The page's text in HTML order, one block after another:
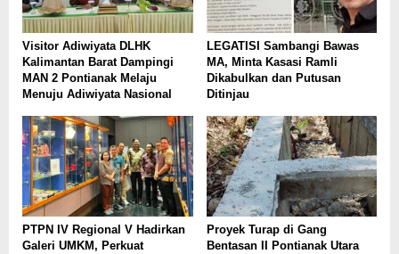
Visitor Adiwiyata DLHK
Kalimantan Barat Dampingi
MAN 2 Pontianak Melaju
Menuju Adiwiyata Nasional
LEGATISI Sambangi Bawas
MA, Minta Kasasi Ramli
Dikabulkan dan Putusan
Ditinjau
PTPN IV Regional V Hadirkan
Galeri UMKM, Perkuat
Proyek Turap di Gang
Bentasan II Pontianak Utara